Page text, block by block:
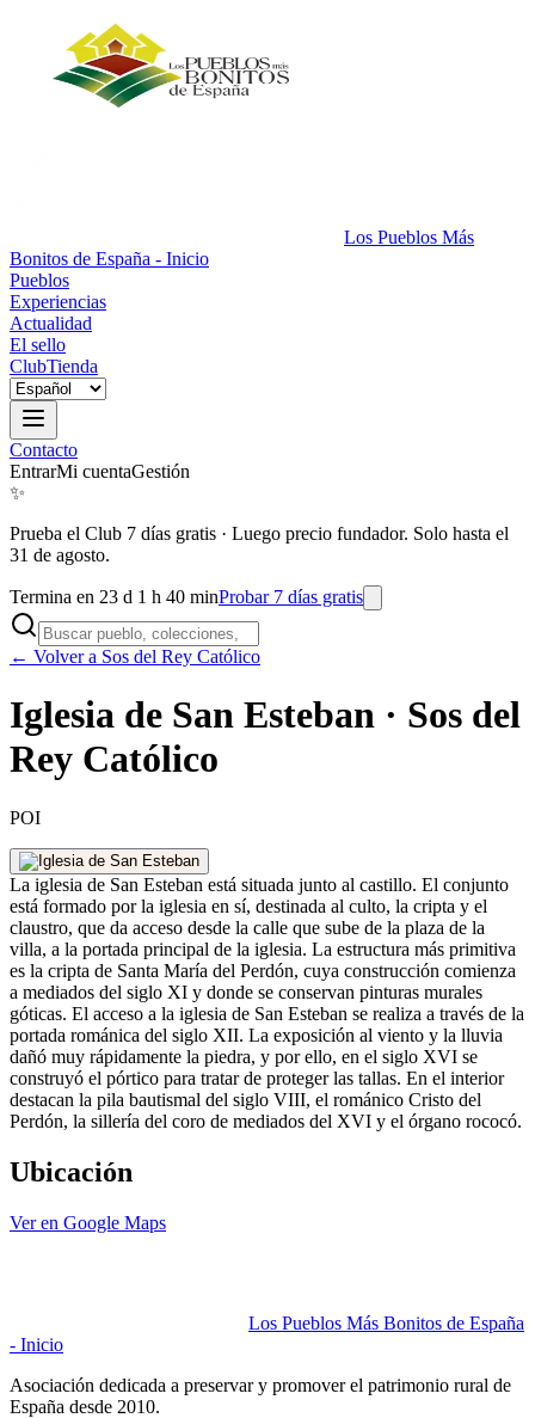
Los Pueblos Más
Bonitos de España - Inicio
Pueblos
Experiencias
Actualidad
El sello
ClubTienda
Contacto
EntrarMi cuentaGestión
✨
Prueba el Club 7 días gratis · Luego precio fundador. Solo hasta el
31 de agosto.
Termina en 23 d 1 h 40 minProbar 7 días gratis
← Volver a Sos del Rey Católico
Iglesia de San Esteban · Sos del
Rey Católico
POI
La iglesia de San Esteban está situada junto al castillo. El conjunto
está formado por la iglesia en sí, destinada al culto, la cripta y el
claustro, que da acceso desde la calle que sube de la plaza de la
villa, a la portada principal de la iglesia. La estructura más primitiva
es la cripta de Santa María del Perdón, cuya construcción comienza
a mediados del siglo XI y donde se conservan pinturas murales
góticas. El acceso a la iglesia de San Esteban se realiza a través de la
portada románica del siglo XII. La exposición al viento y la lluvia
dañó muy rápidamente la piedra, y por ello, en el siglo XVI se
construyó el pórtico para tratar de proteger las tallas. En el interior
destacan la pila bautismal del siglo VIII, el románico Cristo del
Perdón, la sillería del coro de mediados del XVI y el órgano rococó.
Ubicación
Ver en Google Maps
Los Pueblos Más Bonitos de España
- Inicio
Asociación dedicada a preservar y promover el patrimonio rural de
España desde 2010.